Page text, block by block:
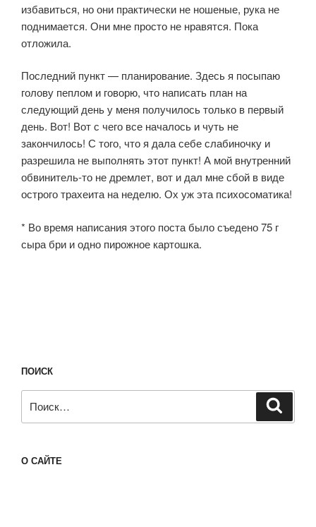
избавиться, но они практически не ношеные, рука не
поднимается. Они мне просто не нравятся. Пока
отложила.
Последний пункт — планирование. Здесь я посыпаю
голову пеплом и говорю, что написать план на
следующий день у меня получилось только в первый
день. Вот! Вот с чего все началось и чуть не
закончилось! С того, что я дала себе слабиночку и
разрешила не выполнять этот пункт! А мой внутренний
обвинитель-то не дремлет, вот и дал мне сбой в виде
острого трахеита на неделю. Ох уж эта психосоматика!
* Во время написания этого поста было съедено 75 г
сыра бри и одно пирожное картошка.
ПОИСК
О САЙТЕ